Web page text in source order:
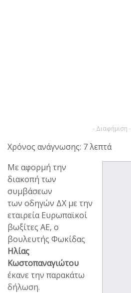
- Διαφήμιση -
Χρόνος ανάγνωσης: 7 λεπτά
Με αφορμή την
διακοπή των
συμβάσεων
των οδηγών ΔΧ με την
εταιρεία Ευρωπαϊκοί
βωξίτες ΑΕ, ο
βουλευτής Φωκίδας
Ηλίας
Κωστοπαναγιώτου
έκανε την παρακάτω
δήλωση.